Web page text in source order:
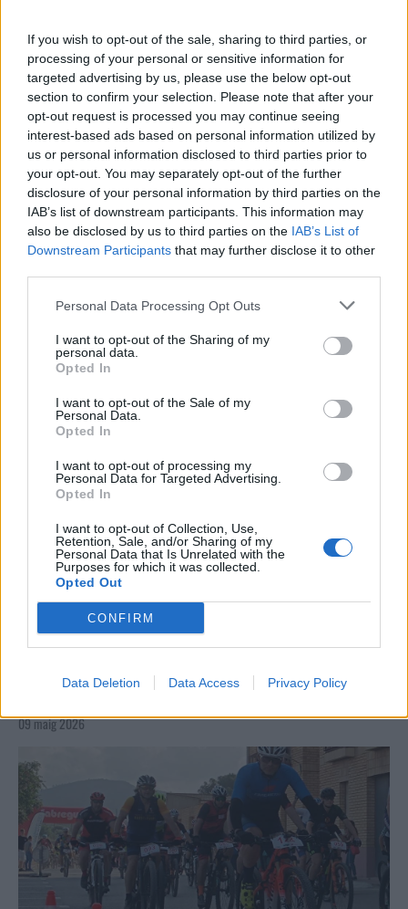
If you wish to opt-out of the sale, sharing to third parties, or
processing of your personal or sensitive information for
targeted advertising by us, please use the below opt-out
section to confirm your selection. Please note that after your
opt-out request is processed you may continue seeing
interest-based ads based on personal information utilized by
us or personal information disclosed to third parties prior to
your opt-out. You may separately opt-out of the further
disclosure of your personal information by third parties on the
IAB’s list of downstream participants. This information may
also be disclosed by us to third parties on the IAB’s List of
Downstream Participants that may further disclose it to other
Personal Data Processing Opt Outs
I want to opt-out of the Sharing of my
personal data.
Opted In
I want to opt-out of the Sale of my
Personal Data.
Opted In
I want to opt-out of processing my
Personal Data for Targeted Advertising.
Opted In
I want to opt-out of Collection, Use,
Retention, Sale, and/or Sharing of my
Personal Data that Is Unrelated with the
Purposes for which it was collected.
Opted Out
CONFIRM
Data Deletion Data Access Privacy Policy
Amposta recupera les Cases del Castell
i culmina un projecte estratègic que
vincula patrimoni, turisme i
gastronomia
6 d'agost de 2026
Els vestits de paper guanyen força
enguany amb més modistes i gairebé
40 peces a concurs
31 de juliol de 2026
“L’eclipsi serà una oportunitat també
per a gaudir de les Festes Majors
31 de juliol de 2026
La Cursa de l’Aldea segona d’etiqueta d’or de la
09 maig 2026